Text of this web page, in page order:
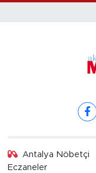
Antalya Nöbetçi
Eczaneler